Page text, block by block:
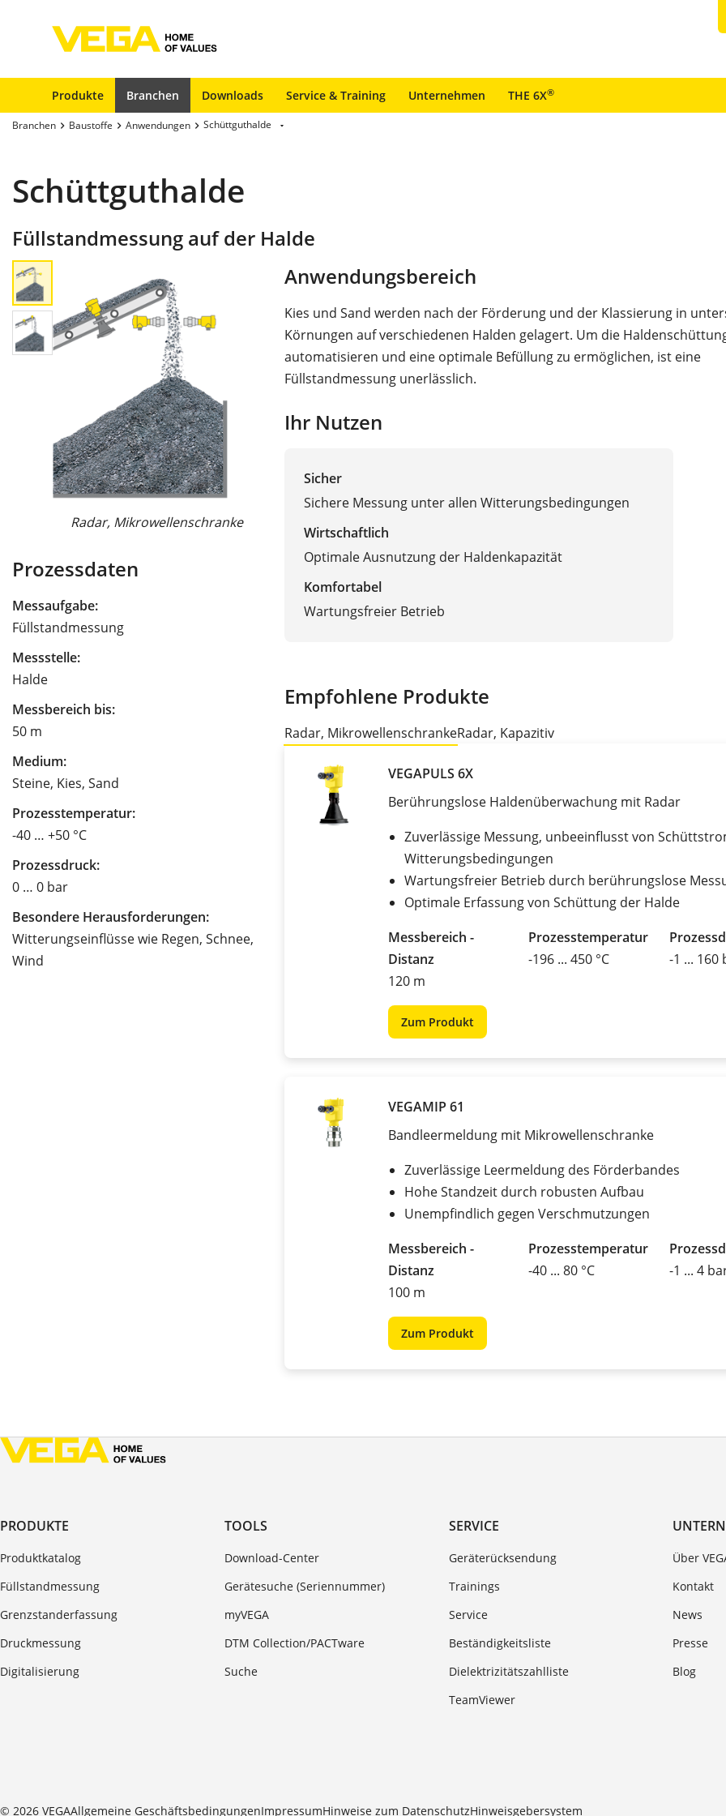
Produkte Branchen Downloads Service & Training Unternehmen THE 6X®
Branchen Baustoffe Anwendungen Schüttguthalde
Schüttguthalde
Füllstandmessung auf der Halde
Radar, Mikrowellenschranke
Prozessdaten
Messaufgabe:
Füllstandmessung
Messstelle:
Halde
Messbereich bis:
50 m
Medium:
Steine, Kies, Sand
Prozesstemperatur:
-40 … +50 °C
Prozessdruck:
0 … 0 bar
Besondere Herausforderungen:
Witterungseinflüsse wie Regen, Schnee,
Wind
Anwendungsbereich
Kies und Sand werden nach der Förderung und der Klassierung in
Körnungen auf verschiedenen Halden gelagert. Um die
automatisieren und eine optimale Befüllung zu ermöglichen, ist eine
Füllstandmessung unerlässlich.
Ihr Nutzen
Sicher
Sichere Messung unter allen Witterungsbedingungen
Wirtschaftlich
Optimale Ausnutzung der Haldenkapazität
Komfortabel
Wartungsfreier Betrieb
Empfohlene Produkte
Radar, MikrowellenschrankeRadar, Kapazitiv
VEGAPULS 6X
Berührungslose Haldenüberwachung mit Radar
Zuverlässige Messung, unbeeinflusst von
Witterungsbedingungen
Wartungsfreier Betrieb durch berührungslose
Optimale Erfassung von Schüttung der Halde
Messbereich -
Distanz
120 m
Prozesstemperatur
-196 ... 450 °C
-1 ... 160
Zum Produkt
VEGAMIP 61
Bandleermeldung mit Mikrowellenschranke
Zuverlässige Leermeldung des Förderbandes
Hohe Standzeit durch robusten Aufbau
Unempfindlich gegen Verschmutzungen
Messbereich -
Distanz
100 m
Prozesstemperatur
-40 ... 80 °C
-1 ... 4
Zum Produkt
PRODUKTE
Produktkatalog
Füllstandmessung
Grenzstanderfassung
Druckmessung
Digitalisierung
TOOLS
Download-Center
Gerätesuche (Seriennummer)
myVEGA
DTM Collection/PACTware
Suche
SERVICE
Geräterücksendung
Trainings
Service
Beständigkeitsliste
Dielektrizitätszahlliste
TeamViewer
Über
Kontakt
News
Presse
Blog
© 2026 VEGAAllgemeine GeschäftsbedingungenImpressumHinweise zum DatenschutzHinweisgebersystem